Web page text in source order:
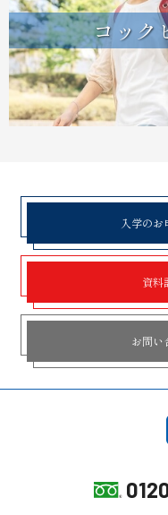
コック
入学のお
資料
お問い